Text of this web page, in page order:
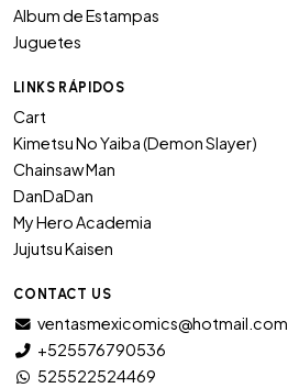
Album de Estampas
Juguetes
LINKS RÁPIDOS
Cart
Kimetsu No Yaiba (Demon Slayer)
Chainsaw Man
DanDaDan
My Hero Academia
Jujutsu Kaisen
CONTACT US
ventasmexicomics@hotmail.com
+525576790536
525522524469